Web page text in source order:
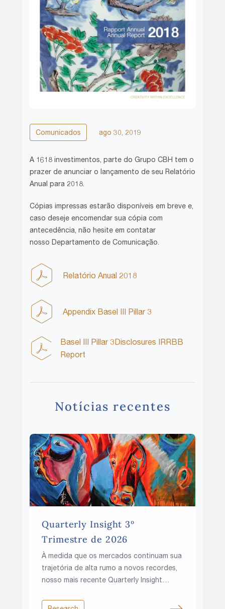
Comunicados ago 30, 2019
A 1618 investimentos, parte do Grupo CBH tem o
prazer de anunciar o lançamento de seu Relatório
Anual para 2018.
Cópias impressas estarão disponíveis em breve e,
caso deseje encomendar sua cópia com
antecedência, não hesite em contatar
nosso Departamento de Comunicação.
Relatório Anual 2018
Appendix Basel III Pillar 3
Basel III Pillar 3Disclosures IRRBB
Report
Notícias recentes
Quarterly Insight 3º
Trimestre de 2026
À medida que os mercados continuam sua
trajetória de alta rumo a novos recordes,
nosso mais recente Quarterly Insight
ascensão pode continuar em um mundo